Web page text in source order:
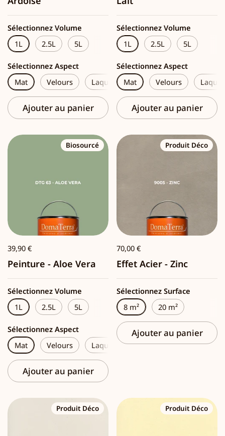
Sélectionnez Volume
1L
2.5L 5L
Sélectionnez Aspect
Mat
Velours Laque
Ajouter au panier
Sélectionnez Volume
1L
2.5L 5L
Sélectionnez Aspect
Mat
Velours Laque
Ajouter au panier
39,90 €
Peinture - Aloe Vera
Sélectionnez Volume
1L
2.5L 5L
Sélectionnez Aspect
Mat
Velours Laque
Ajouter au panier
Biosourcé
70,00 €
Effet Acier - Zinc
Sélectionnez Surface
8 m²
20 m²
Ajouter au panier
Produit Déco
Produit Déco Produit Déco